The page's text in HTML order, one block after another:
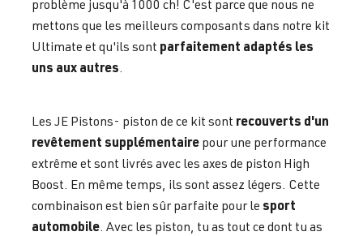
problème jusqu'à 1000 ch! C'est parce que nous ne
mettons que les meilleurs composants dans notre kit
Ultimate et qu'ils sont parfaitement adaptés les
uns aux autres
Les JE Pistons- piston de ce kit sont recouverts d'un
revêtement supplémentaire pour une performance
extrême et sont livrés avec les axes de piston High
Boost. En même temps, ils sont assez légers. Cette
combinaison est bien sûr parfaite pour le sport
automobile . Avec les piston, tu as tout ce dont tu as